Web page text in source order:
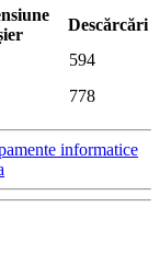
Descărcări
594
778
informatice